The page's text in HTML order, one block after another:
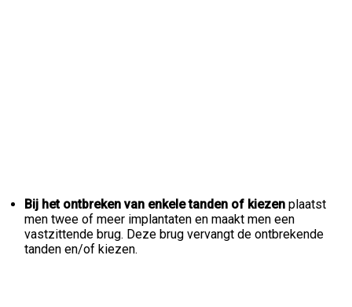
Bij het ontbreken van enkele tanden of kiezen plaatst
men twee of meer implantaten en maakt men een
vastzittende brug. Deze brug vervangt de ontbrekende
tanden en/of kiezen.